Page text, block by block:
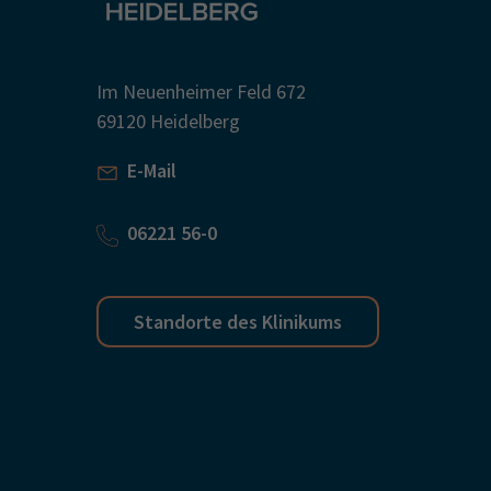
Im Neuenheimer Feld 672
69120 Heidelberg
E-Mail
06221 56-0
Standorte des Klinikums